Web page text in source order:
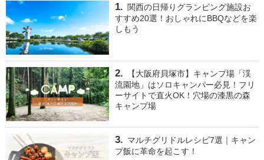
関西の日帰りグランピング施設お
すすめ20選！おしゃれにBBQなどを楽
しもう
【大阪府貝塚市】キャンプ場「渓
流園地」はソロキャンパー必見！フリ
ーサイトで直火OK！穴場の漆黒の森
キャンプ場
マルチグリドルレシピ7選｜キャン
プ飯に革命を起こす！